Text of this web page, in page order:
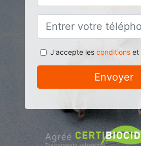
J'accepte les conditionset
Envoyer